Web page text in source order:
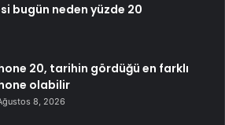
bugün neden yüzde 20
20, tarihin gördüğü en farklı
olabilir
8, 2026